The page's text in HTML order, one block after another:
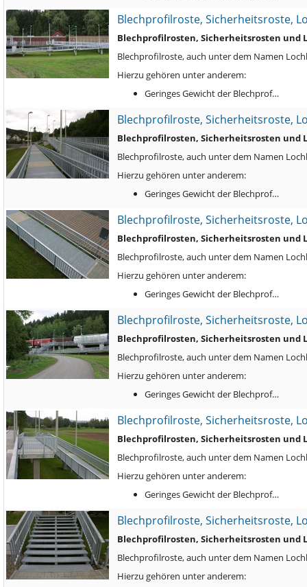
Blechprofilroste, Sicherheitsroste,
Blechprofilrosten, Sicherheitsrosten und
Blechprofilroste, auch unter dem Namen
Hierzu gehören unter anderem:
Geringes Gewicht der Blechprof…
Blechprofilroste, Sicherheitsroste,
Blechprofilrosten, Sicherheitsrosten und
Blechprofilroste, auch unter dem Namen
Hierzu gehören unter anderem:
Geringes Gewicht der Blechprof…
Blechprofilroste, Sicherheitsroste,
Blechprofilrosten, Sicherheitsrosten und
Blechprofilroste, auch unter dem Namen
Hierzu gehören unter anderem:
Geringes Gewicht der Blechprof…
Blechprofilroste, Sicherheitsroste,
Blechprofilrosten, Sicherheitsrosten und
Blechprofilroste, auch unter dem Namen
Hierzu gehören unter anderem:
Geringes Gewicht der Blechprof…
Blechprofilroste, Sicherheitsroste,
Blechprofilrosten, Sicherheitsrosten und
Blechprofilroste, auch unter dem Namen
Hierzu gehören unter anderem:
Geringes Gewicht der Blechprof…
Blechprofilroste, Sicherheitsroste,
Blechprofilrosten, Sicherheitsrosten und
Blechprofilroste, auch unter dem Namen
Hierzu gehören unter anderem: